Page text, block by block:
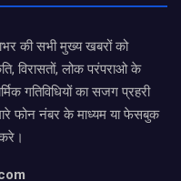
की सभी मुख्य खबरों को
विरासतों, लोक परंपराओ के
गतिविधियों का सजग प्रहरी
फोन नंबर के माध्यम या फेसबुक